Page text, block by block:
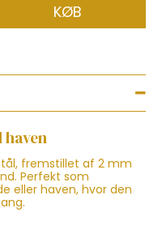
KØB
fremstillet af 2 mm
Perfekt som
eller haven, hvor den